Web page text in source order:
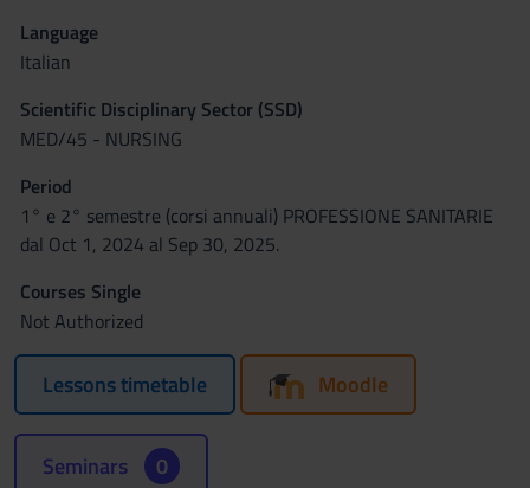
Language
Italian
Scientific Disciplinary Sector (SSD)
MED/45 - NURSING
Period
1° e 2° semestre (corsi annuali) PROFESSIONE SANITARIE
dal Oct 1, 2024 al Sep 30, 2025.
Courses Single
Not Authorized
Lessons timetable Moodle
Seminars 0